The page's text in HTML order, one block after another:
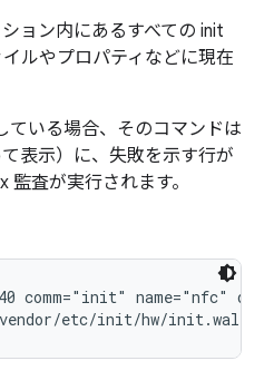
ョン内にあるすべての init
ルやプロパティなどに現在
ている場合、そのコマンドは
表示）に、失敗を示す行が
査が実行されます。
comm="init" name="nfc"
etc/init/hw/